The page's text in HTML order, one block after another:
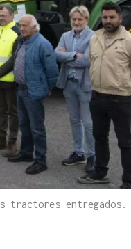
tractores entregados.